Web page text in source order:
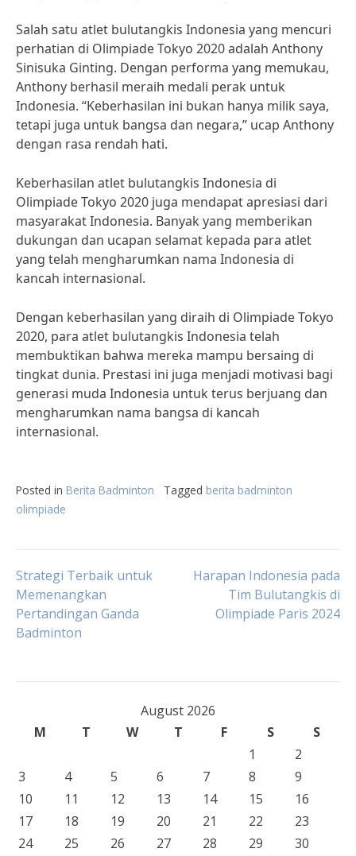
Salah satu atlet bulutangkis Indonesia yang mencuri
perhatian di Olimpiade Tokyo 2020 adalah Anthony
Sinisuka Ginting. Dengan performa yang memukau,
Anthony berhasil meraih medali perak untuk
Indonesia. “Keberhasilan ini bukan hanya milik saya,
tetapi juga untuk bangsa dan negara,” ucap Anthony
dengan rasa rendah hati.
Keberhasilan atlet bulutangkis Indonesia di
Olimpiade Tokyo 2020 juga mendapat apresiasi dari
masyarakat Indonesia. Banyak yang memberikan
dukungan dan ucapan selamat kepada para atlet
yang telah mengharumkan nama Indonesia di
kancah internasional.
Dengan keberhasilan yang diraih di Olimpiade Tokyo
2020, para atlet bulutangkis Indonesia telah
membuktikan bahwa mereka mampu bersaing di
tingkat dunia. Prestasi ini juga menjadi motivasi bagi
generasi muda Indonesia untuk terus berjuang dan
mengharumkan nama bangsa di kancah
internasional.
Posted in Berita Badminton Tagged berita badminton
olimpiade
Post
navigation
Strategi Terbaik untuk
Memenangkan
Pertandingan Ganda
Badminton
Harapan Indonesia pada
Tim Bulutangkis di
Olimpiade Paris 2024
August 2026
M
T W T F S
S
1
2
3
4 5 6 7 8
9
10
11 12 13 14 15
16
17
18 19 20 21 22
23
24
25 26 27 28 29
30